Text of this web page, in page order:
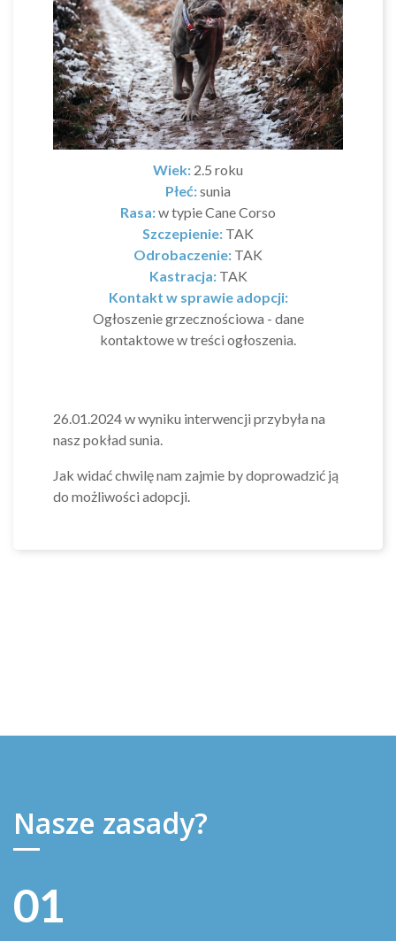
Wiek: 2.5 roku
Płeć:sunia
Rasa:w typie Cane Corso
Szczepienie: TAK
Odrobaczenie: TAK
Kastracja:TAK
Kontakt w sprawie adopcji:
Ogłoszenie grzecznościowa - dane
kontaktowe w treści ogłoszenia.
26.01.2024 w wyniku interwencji przybyła na
nasz pokład sunia.
Jak widać chwilę nam zajmie by doprowadzić ją
do możliwości adopcji.
Nasze zasady?
01